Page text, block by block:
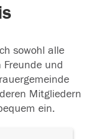
sowohl alle
und
Mitgliedern
ein.